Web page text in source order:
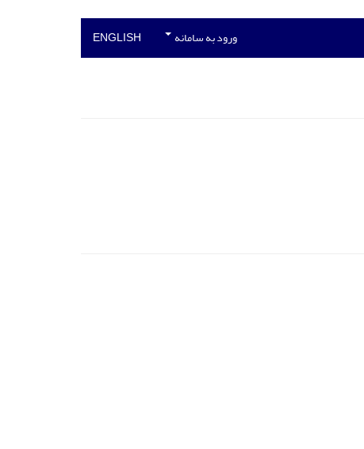
ورود به سامانه ENGLISH